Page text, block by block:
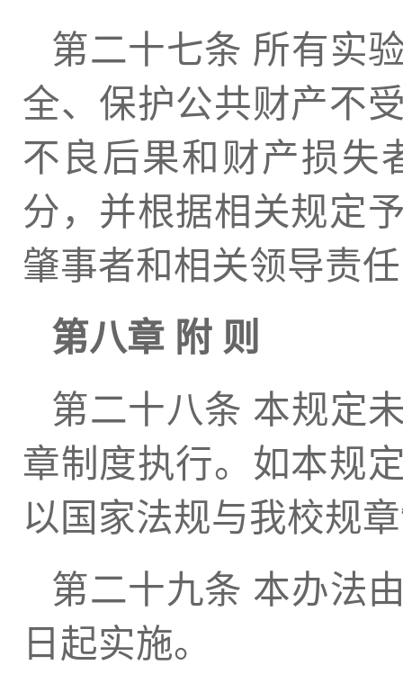
第二十七条 所有实
全、保护公共财产不
不良后果和财产损失
分，并根据相关规定
肇事者和相关领导责
第八章 附 则
第二十八条 本规定
章制度执行。如本规
以国家法规与我校规
第二十九条 本办法
日起实施。